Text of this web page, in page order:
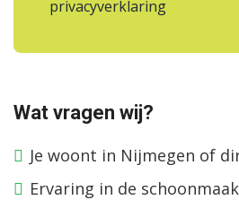
Wat vragen wij?
Je woont in Nijmegen of
Ervaring in de